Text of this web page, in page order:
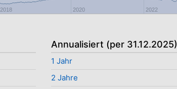
2018 2020 2022
Annualisiert (per 31.12.2025)
1 Jahr
2 Jahre